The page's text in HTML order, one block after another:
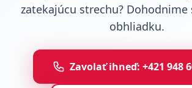
zatekajúcu strechu? Dohodnime
obhliadku.
Zavolať ihneď: +421 948